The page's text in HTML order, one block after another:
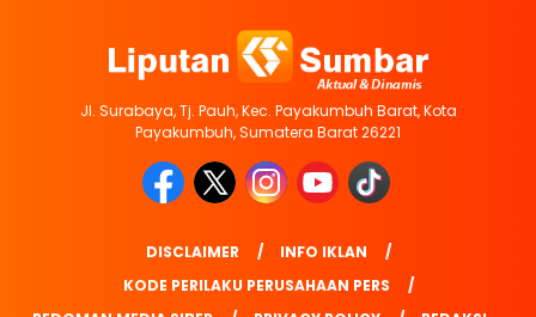
Jl. Surabaya, Tj. Pauh, Kec. Payakumbuh Barat, Kota
Payakumbuh, Sumatera Barat 26221
DISCLAIMER
INFO IKLAN
KODE PERILAKU PERUSAHAAN PERS